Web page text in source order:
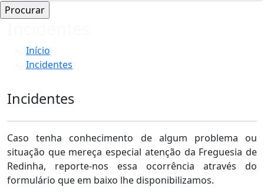
Início
Incidentes
Incidentes
Caso tenha conhecimento de algum problema ou
situação que mereça especial atenção da Freguesia de
Redinha, reporte-nos essa ocorrência através do
formulário que em baixo lhe disponibilizamos.